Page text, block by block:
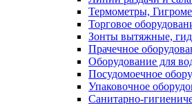
Термометры,
Торговое
Зонты вытяжные,
Прачечное
Оборудование для
Посудомоечное
Упаковочное
Санитарно-